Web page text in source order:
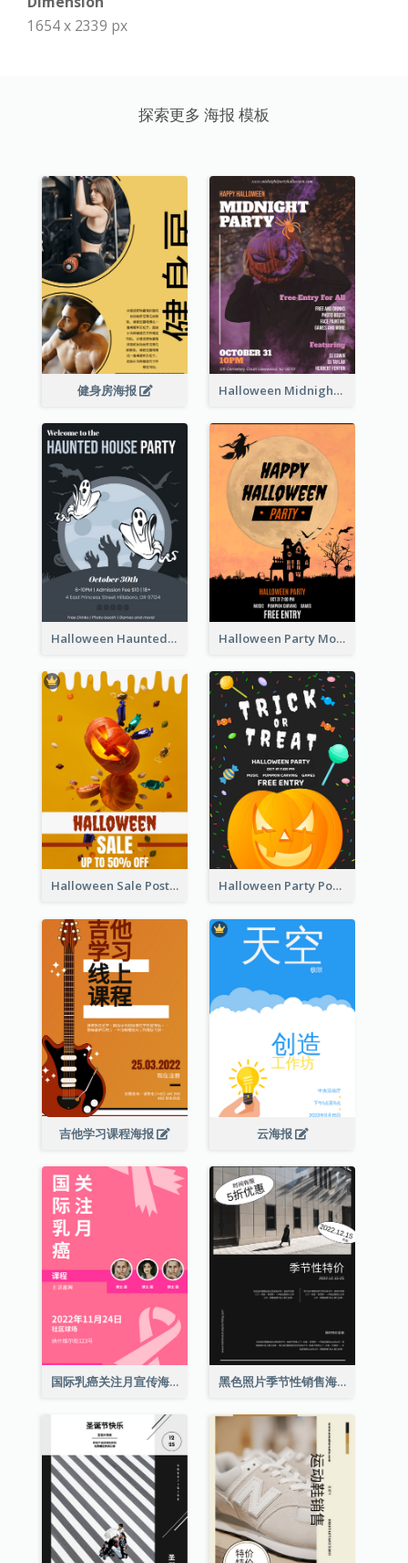
1654 x 2339 px
探索更多 海报 模板
健身房海报 Halloween Midnight Party Poster
Halloween Haunted House Party Poster Halloween Party Moon Photo Poster
Halloween Sale Poster Halloween Party Poster
吉他学习课程海报 云海报
国际乳癌关注月宣传海报 黑色照片季节性销售海报